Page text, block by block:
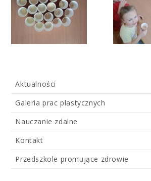
Aktualności
Galeria prac plastycznych
Nauczanie zdalne
Kontakt
Przedszkole promujące zdrowie